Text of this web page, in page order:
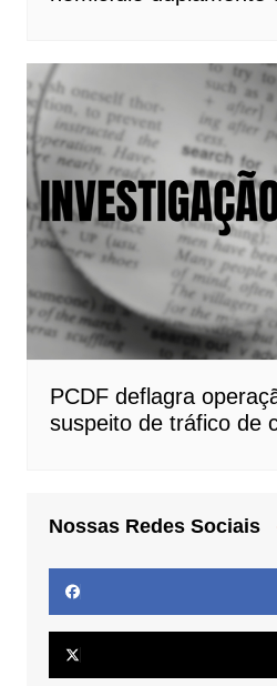
PCDF deflagra
suspeito de tráfico de
Nossas Redes Sociais